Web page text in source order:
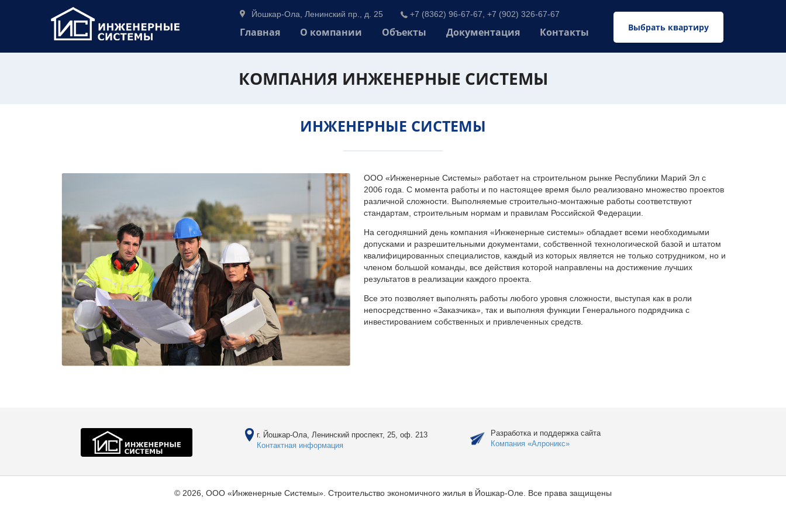
Выбрать квартиру
Йошкар-Ола, Ленинский пр., д. 25 +7 (8362) 96-67-67, +7 (902) 326-67-67
Главная О компании Объекты Документация Контакты
КОМПАНИЯ ИНЖЕНЕРНЫЕ СИСТЕМЫ
ИНЖЕНЕРНЫЕ СИСТЕМЫ
ООО «Инженерные Системы» работает на строительном рынке Республики Марий Эл с
2006 года. С момента работы и по настоящее время было реализовано множество проектов
различной сложности. Выполняемые строительно-монтажные работы соответствуют
стандартам, строительным нормам и правилам Российской Федерации.
На сегодняшний день компания «Инженерные системы» обладает всеми необходимыми
допусками и разрешительными документами, собственной технологической базой и штатом
квалифицированных специалистов, каждый из которых является не только сотрудником, но и
членом большой команды, все действия которой направлены на достижение лучших
результатов в реализации каждого проекта.
Все это позволяет выполнять работы любого уровня сложности, выступая как в роли
непосредственно «Заказчика», так и выполняя функции Генерального подрядчика с
инвестированием собственных и привлеченных средств.
г. Йошкар-Ола, Ленинский проспект, 25, оф. 213
Контактная информация
Разработка и поддержка сайта
Компания «Алроникс»
© 2026, ООО «Инженерные Системы». Строительство экономичного жилья в Йошкар-Оле. Все права защищены